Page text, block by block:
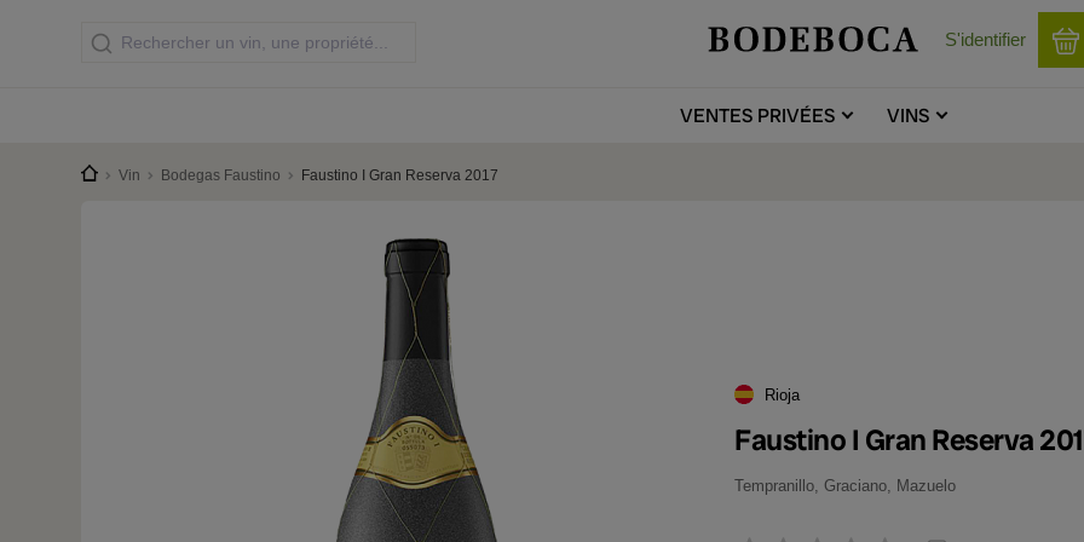
S'identifier
VENTES PRIVÉES VINS
Vin Bodegas Faustino Faustino I Gran Reserva 2017
Rioja
Faustino I Gran Reserva
Tempranillo, Graciano, Mazuelo